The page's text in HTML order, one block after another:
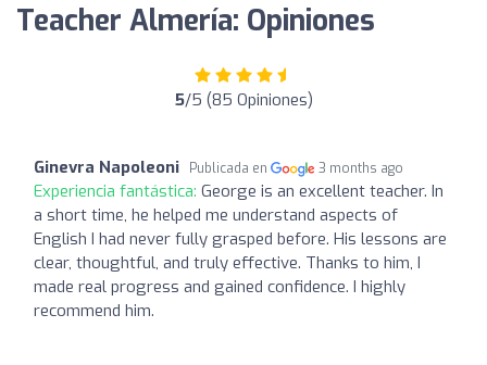
Teacher Almería: Opiniones
5/5 (85 Opiniones)
Ginevra Napoleoni Publicada en 3 months ago
Experiencia fantástica: George is an excellent teacher. In
a short time, he helped me understand aspects of
English I had never fully grasped before. His lessons are
clear, thoughtful, and truly effective. Thanks to him, I
made real progress and gained confidence. I highly
recommend him.